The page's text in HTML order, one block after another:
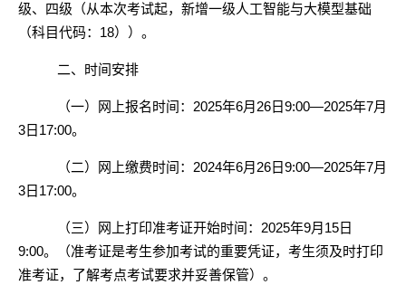
级、四级（从本次考试起，新增一级人工智能与大模型基础
（科目代码： 18） ）。
二、时间安排
（一）网上报名时间： 2025年6月26日9:00—2025年7月
3日17:00。
（二）网上缴费时间： 2024年6月26日9:00—2025年7月
3日17:00。
（三）网上打印准考证开始时间： 2025年9月15日
9:00。（准考证是考生参加考试的重要凭证，考生须及时打印
准考证，了解考点考试要求并妥善保管）。